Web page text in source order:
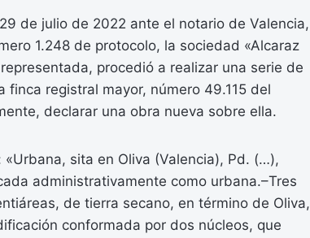
de julio de 2022 ante el notario de Valencia,
1.248 de protocolo, la sociedad «Alcaraz
procedió a realizar una serie de
registral mayor, número 49.115 del
declarar una obra nueva sobre ella.
sita en Oliva (Valencia), Pd. (…),
administrativamente como urbana.–Tres
de tierra secano, en término de Oliva,
conformada por dos núcleos, que